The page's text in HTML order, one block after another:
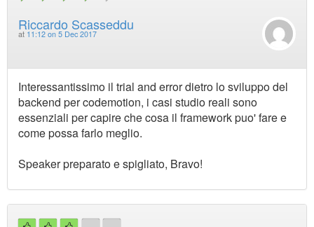
Riccardo Scasseddu
at 11:12 on 5 Dec 2017
Interessantissimo il trial and error dietro lo sviluppo del
backend per codemotion, i casi studio reali sono
essenziali per capire che cosa il framework puo' fare e
come possa farlo meglio.
Speaker preparato e spigliato, Bravo!